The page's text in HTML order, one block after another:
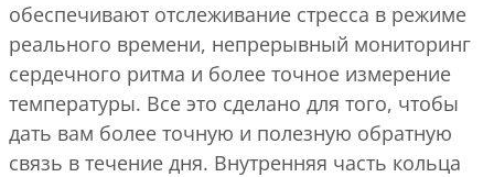
обеспечивают отслеживание стресса в режиме
реального времени, непрерывный мониторинг
сердечного ритма и более точное измерение
температуры. Все это сделано для того, чтобы
дать вам более точную и полезную обратную
связь в течение дня. Внутренняя часть кольца